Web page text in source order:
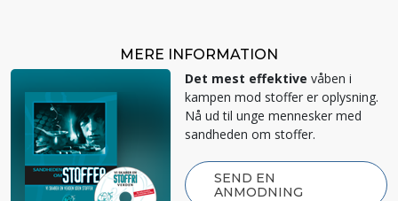
MERE INFORMATION
Det mest effektive våben i
kampen mod stoffer er oplysning.
Nå ud til unge mennesker med
sandheden om stoffer.
SEND EN
ANMODNING